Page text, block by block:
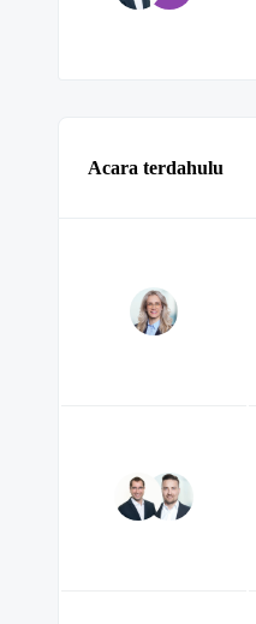
Acara terdahulu